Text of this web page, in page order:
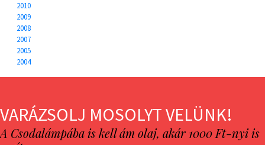
2010
2009
2008
2007
2005
2004
VARÁZSOLJ MOSOLYT VELÜNK!
A Csodalámpába is kell ám olaj, akár 1000 Ft-nyi is